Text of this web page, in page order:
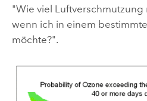
"Wie viel Luftverschmutzung
wenn ich in einem
möchte?".